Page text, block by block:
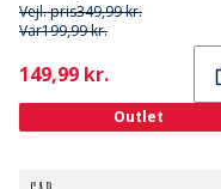
Vejl. pris349,99 kr.
Var199,99 kr.
Current
149,99 kr.
Outlet